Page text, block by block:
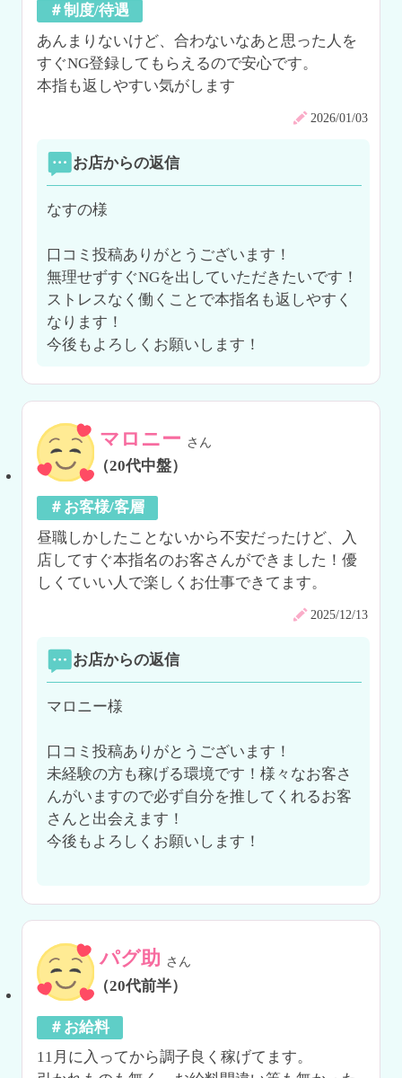
＃制度/待遇
あんまりないけど、合わないなあと思った人を
すぐNG登録してもらえるので安心です。
本指も返しやすい気がします
2026/01/03
お店からの返信
なすの様
口コミ投稿ありがとうございます！
無理せずすぐNGを出していただきたいです！
ストレスなく働くことで本指名も返しやすく
なります！
今後もよろしくお願いします！
マロニー さん
（20代中盤）
＃お客様/客層
昼職しかしたことないから不安だったけど、入
店してすぐ本指名のお客さんができました！優
しくていい人で楽しくお仕事できてます。
2025/12/13
お店からの返信
マロニー様
口コミ投稿ありがとうございます！
未経験の方も稼げる環境です！様々なお客さ
んがいますので必ず自分を推してくれるお客
さんと出会えます！
今後もよろしくお願いします！
パグ助 さん
（20代前半）
＃お給料
11月に入ってから調子良く稼げてます。